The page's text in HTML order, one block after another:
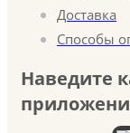
Доставка
Способы
Наведите